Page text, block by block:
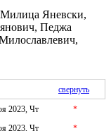
Яневски,
Педжа
свернуть
2023, Чт
*
2023, Чт
*